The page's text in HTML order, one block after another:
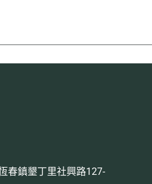
春鎮墾丁里社興路127-